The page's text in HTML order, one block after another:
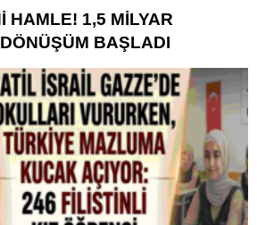
HAMLE! 1,5 MİLYAR
BAŞLADI